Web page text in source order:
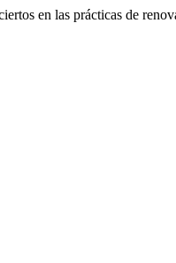
en las prácticas de